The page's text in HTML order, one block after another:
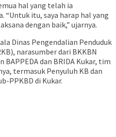
hal yang telah ia
“Untuk itu, saya harap hal yang
dengan baik,” ujarnya.
Dinas Pengendalian Penduduk
narasumber dari BKKBN
dan BRIDA Kukar, tim
termasuk Penyuluh KB dan
PPKBD di Kukar.